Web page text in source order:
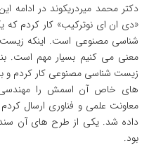
دکتر محمد میردریکوند در ادامه
«دی ان ای نوترکیب» کار کردم
شناسی مصنوعی است. اینکه
زیست شناسی مصنوعی کار کردم و
های خاص آن اسمش را مهندسی
معاونت علمی و فناوری ارسال
داده شد. یکی از طرح های آن
بود.